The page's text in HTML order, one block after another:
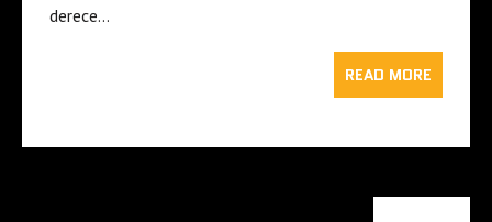
derece…
READ MORE